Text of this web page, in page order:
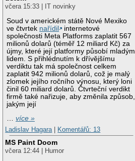
včera 15:33 | IT novinky
Soud v americkém státě Nové Mexiko
ve čtvrtek nařídil
internetové
společnosti Meta Platforms zaplatit 567
milionů dolarů (téměř 12 miliard Kč) za
újmy, které její platformy působí mladým
lidem. S přihlédnutím k dřívějšímu
verdiktu tak má společnost celkem
zaplatit 942 milionů dolarů, což je malý
zlomek jejího ročního výnosu, který loni
činil 60 miliard dolarů. Čtvrteční verdikt
firmě také nařizuje, aby změnila způsob,
jakým její
…více »
Ladislav Hagara
Komentářů: 13
MS Paint Doom
včera 12:44 | Humor